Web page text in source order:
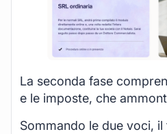
La seconda fase
e le imposte, che
Sommando le due voci,